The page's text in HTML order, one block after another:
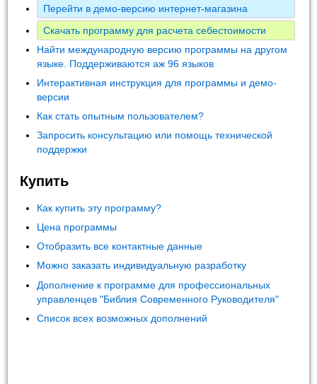
Перейти в демо-версию интернет-магазина
Скачать программу для расчета себестоимости
Найти международную версию программы на другом
языке. Поддерживаются аж 96 языков
Интерактивная инструкция для программы и демо-
версии
Как стать опытным пользователем?
Запросить консультацию или помощь технической
поддержки
Купить
Как купить эту программу?
Цена программы
Отобразить все контактные данные
Можно заказать индивидуальную разработку
Дополнение к программе для профессиональных
управленцев "Библия Современного Руководителя"
Список всех возможных дополнений